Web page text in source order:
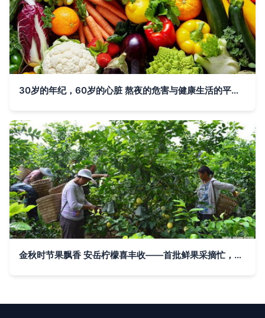
30岁的年纪，60岁的心脏 熬夜的危害与健康生活的平衡之道
金秋时节果飘香 安岳柠檬喜丰收——首批鲜果采摘忙，十月大量上市前景好